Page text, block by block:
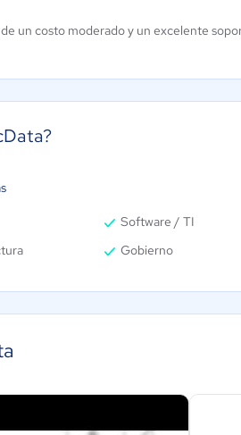
BusinessObjects
3.7 / 5
un costo moderado y un excelente
Software / TI
Gobierno